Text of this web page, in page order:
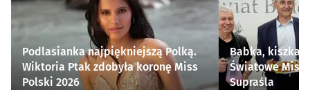
Podlasianka najpiękniejszą Polką.
Wiktoria Ptak zdobyła koronę Miss
Polski 2026
Babka, kiszka i
Światowe
Supraśla